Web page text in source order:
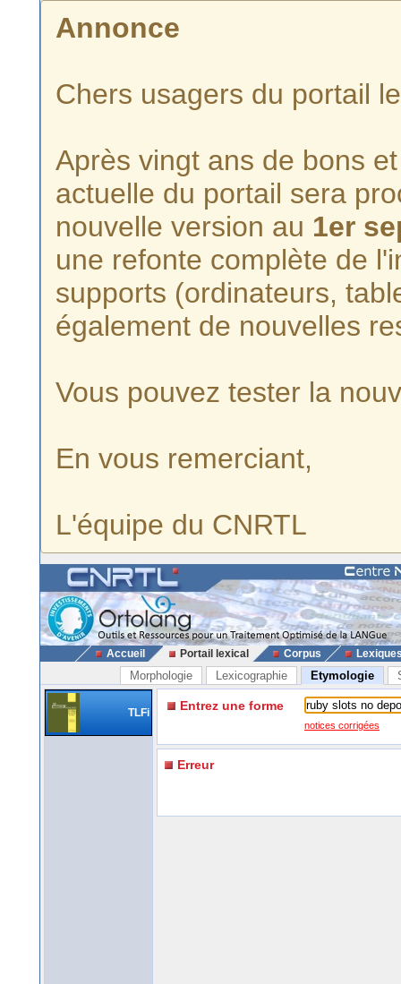
Annonce
Chers usagers du portail
Après vingt ans de bons
actuelle du portail sera
nouvelle version au 1er
une refonte complète de
supports (ordinateurs,
également de nouvelles
Vous pouvez tester la
En vous remerciant,
L'équipe du CNRTL
Accueil Portail lexical Corpus
Morphologie Lexicographie Etymologie
TLFi Entrez une forme
notices corrigées
Erreur